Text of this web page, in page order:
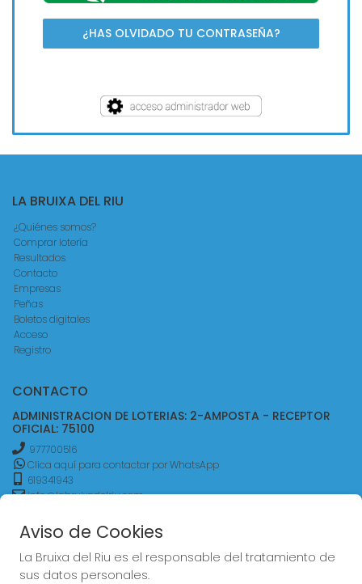
¿HAS OLVIDADO TU CONTRASEÑA?
LA BRUIXA DEL RIU
¿Quiénes somos?
Comprar lotería
Resultados
Contacto
Empresas
Peñas
Boletos digitales
Acceso
Registro
CONTACTO
ADMINISTRACION DE LOTERIAS: 2-AMPOSTA - RECEPTOR
OFICIAL: 75100
977700516
Clica aquí para contactar por WhatsApp
619341943
info@labruixadelriu.com
Amposta, 43870
Aviso de Cookies
La Bruixa del Riu es el responsable del tratamiento de
sus datos personales.